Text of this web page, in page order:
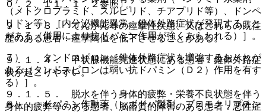
（メトクロプラミド、スルピリド、チアプリド等）、ドンペ
リドン等）［内分泌機能異常、錐体外路症状が発現すること
がある（併用により抗ドパミン作用が強くあらわれる）］。
７）． タンドスピロン［錐体外路症状を増強するおそれが
ある（タンドスピロンは弱い抗ドパミン（Ｄ２）作用を有す
る）］。
８）． ドパミン作動薬（レボドパ製剤、ブロモクリプチン
０．２、１１．１．２参照〕。
９．１．３． てんかん等の痙攣性疾患、又はこれらの既往
歴のある患者：痙攣閾値を低下させることがある。
９．１．４． 甲状腺機能亢進状態にある患者：錐体外路症
状が起こりやすい。
９．１．５． 脱水を伴う身体的疲弊・栄養不良状態を伴う
身体的疲弊等のある患者、脳器質的障害のある患者：悪性症